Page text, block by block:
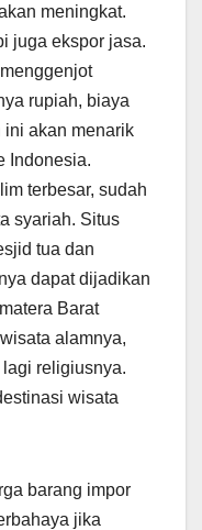
meningkat.
juga ekspor jasa.
rupiah, biaya
ini akan menarik
Indonesia.
terbesar, sudah
syariah. Situs
tua dan
dapat dijadikan
Barat
alamnya,
religiusnya.
wisata
barang impor
jika